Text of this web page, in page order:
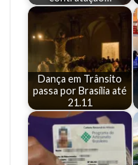
Dança em Trânsito
passa por Brasília até
21.11